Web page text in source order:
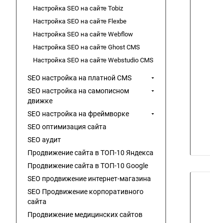
Настройка SEO на сайте Tobiz
Настройка SEO на сайте Flexbe
Настройка SEO на сайте Webflow
Настройка SEO на сайте Ghost CMS
Настройка SEO на сайте Webstudio CMS
SEO настройка на платной CMS
SEO настройка на самописном
движке
SEO настройка на фреймворке
SEO оптимизация сайта
SEO аудит
Продвижение сайта в ТОП-10 Яндекса
Продвижение сайта в ТОП-10 Google
SEO продвижение интернет-магазина
SEO Продвижение корпоративного
сайта
Продвижение медицинских сайтов